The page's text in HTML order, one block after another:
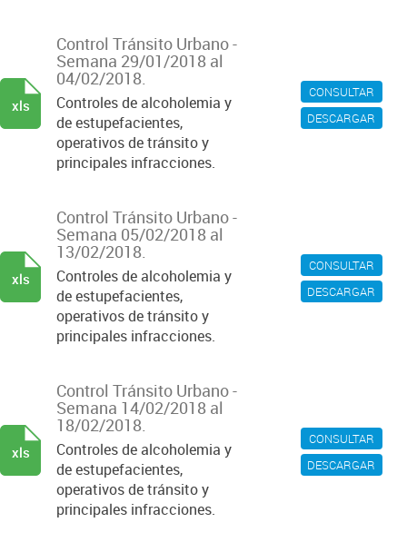
CONSULTAR
DESCARGAR
Control Tránsito Urbano -
Semana 29/01/2018 al
04/02/2018.
Controles de alcoholemia y
de estupefacientes,
operativos de tránsito y
principales infracciones.
xls
CONSULTAR
DESCARGAR
Control Tránsito Urbano -
Semana 05/02/2018 al
13/02/2018.
Controles de alcoholemia y
de estupefacientes,
operativos de tránsito y
principales infracciones.
xls
CONSULTAR
DESCARGAR
Control Tránsito Urbano -
Semana 14/02/2018 al
18/02/2018.
Controles de alcoholemia y
de estupefacientes,
operativos de tránsito y
principales infracciones.
xls